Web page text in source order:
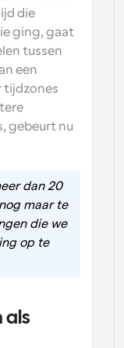
die
ging, gaat
tussen
een
tijdzones
gebeurt nu
dan 20
maar te
die we
op te
als